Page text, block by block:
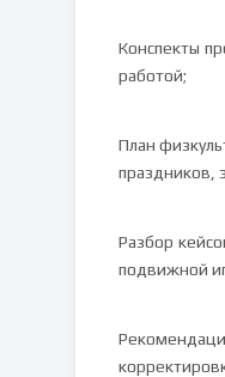
Конспекты
работой;
План
праздников,
Разбор
подвижной